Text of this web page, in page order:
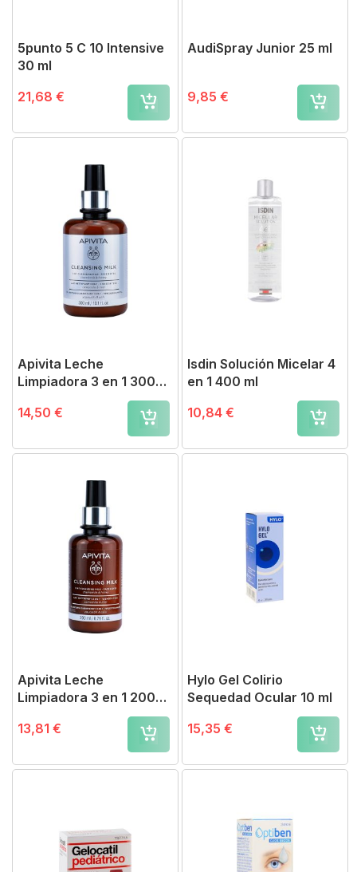
5punto 5 C 10 Intensive
30 ml
21,68 €
AudiSpray Junior 25 ml
9,85 €
Apivita Leche
Limpiadora 3 en 1 300
14,50 €
Isdin Solución Micelar 4
en 1 400 ml
10,84 €
Apivita Leche
Limpiadora 3 en 1 200
13,81 €
Hylo Gel Colirio
Sequedad Ocular 10 ml
15,35 €